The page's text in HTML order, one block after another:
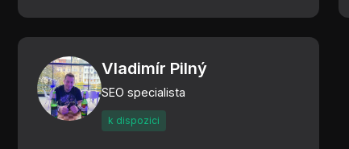
Vladimír Pilný
SEO specialista
k dispozici